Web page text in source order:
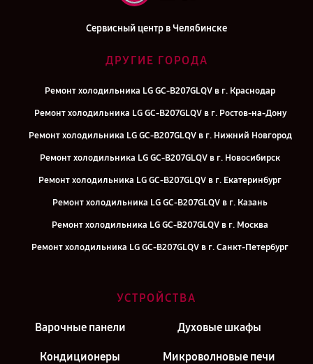
Сервисный центр в Челябинске
ДРУГИЕ ГОРОДА
Ремонт холодильника LG GC-B207GLQV в г. Краснодар
Ремонт холодильника LG GC-B207GLQV в г. Ростов-на-Дону
Ремонт холодильника LG GC-B207GLQV в г. Нижний Новгород
Ремонт холодильника LG GC-B207GLQV в г. Новосибирск
Ремонт холодильника LG GC-B207GLQV в г. Екатеринбург
Ремонт холодильника LG GC-B207GLQV в г. Казань
Ремонт холодильника LG GC-B207GLQV в г. Москва
Ремонт холодильника LG GC-B207GLQV в г. Санкт-Петербург
УСТРОЙСТВА
Варочные панели Духовые шкафы
Кондиционеры Микроволновые печи